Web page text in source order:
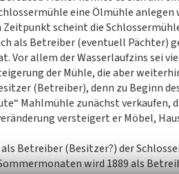
eine Ölmühle
Zeitpunkt scheint die
als Betreiber (eventuell Pächter)
allem der Wasserlaufzins sei
der Mühle, die aber
(Betreiber), denn zu Beginn
Mahlmühle zunächst verkaufen,
versteigert er Möbel,
Betreiber (Besitzer?) der
wird 1889 als